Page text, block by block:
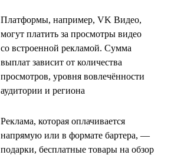
Платформы, например, VK Видео,
могут платить за просмотры видео
со встроенной рекламой. Сумма
выплат зависит от количества
просмотров, уровня вовлечённости
аудитории и региона
Реклама, которая оплачивается
напрямую или в формате бартера, —
подарки, бесплатные товары на обзор